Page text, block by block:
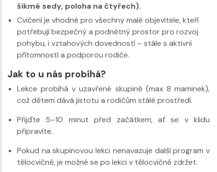
šikmé sedy, poloha na čtyřech).
Cvičení je vhodné pro všechny malé objevitele, kteří
potřebují bezpečný a podnětný prostor pro rozvoj
pohybu, i vztahových dovedností – stále s aktivní
přítomností a podporou rodiče.
Jak to u nás probíhá?
Lekce probíhá v uzavřené skupině (max 8 maminek),
což dětem dává jistotu a rodičům stálé prostředí.
Přijďte 5–10 minut před začátkem, ať se v klidu
připravíte.
Pokud na skupinovou lekci nenavazuje další program v
tělocvičně, je možné se po lekci v tělocvičně zdržet.